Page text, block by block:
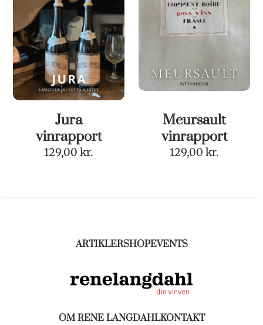
Jura
vinrapport
129,00 kr.
Meursault
vinrapport
129,00 kr.
ARTIKLERSHOPEVENTS
OM RENE LANGDAHLKONTAKT